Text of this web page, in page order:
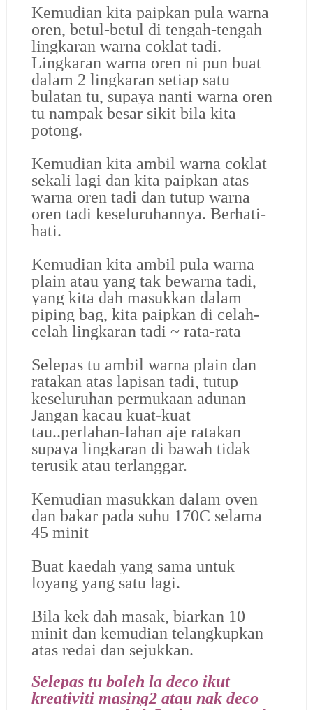
Kemudian kita paipkan pula warna
oren, betul-betul di tengah-tengah
lingkaran warna coklat tadi.
Lingkaran warna oren ni pun buat
dalam 2 lingkaran setiap satu
bulatan tu, supaya nanti warna oren
tu nampak besar sikit bila kita
potong.
Kemudian kita ambil warna coklat
sekali lagi dan kita paipkan atas
warna oren tadi dan tutup warna
oren tadi keseluruhannya. Berhati-
hati.
Kemudian kita ambil pula warna
plain atau yang tak bewarna tadi,
yang kita dah masukkan dalam
piping bag, kita paipkan di celah-
celah lingkaran tadi ~ rata-rata
Selepas tu ambil warna plain dan
ratakan atas lapisan tadi, tutup
keseluruhan permukaan adunan
Jangan kacau kuat-kuat
tau..perlahan-lahan aje ratakan
supaya lingkaran di bawah tidak
terusik atau terlanggar.
Kemudian masukkan dalam oven
dan bakar pada suhu 170C selama
45 minit
Buat kaedah yang sama untuk
loyang yang satu lagi.
Bila kek dah masak, biarkan 10
minit dan kemudian telangkupkan
atas redai dan sejukkan.
Selepas tu boleh la deco ikut
kreativiti masing2 atau nak deco